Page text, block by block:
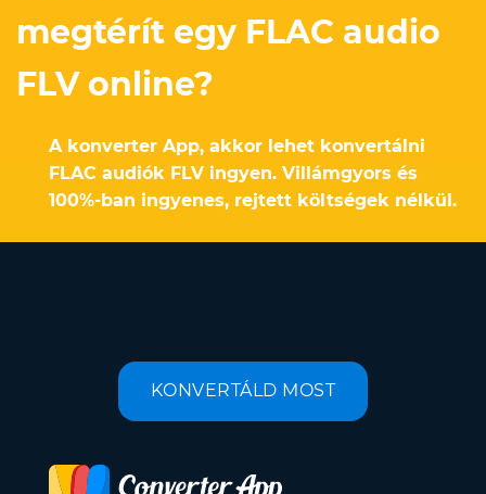
megtérít egy FLAC audio
FLV online?
A konverter App, akkor lehet konvertálni
FLAC audiók FLV ingyen. Villámgyors és
100%-ban ingyenes, rejtett költségek nélkül.
KONVERTÁLD MOST